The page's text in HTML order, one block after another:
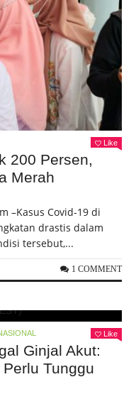
Like
200 Persen,
Merah
–Kasus Covid-19 di
drastis dalam
tersebut,...
1 COMMENT
Like
Ginjal Akut:
Tunggu